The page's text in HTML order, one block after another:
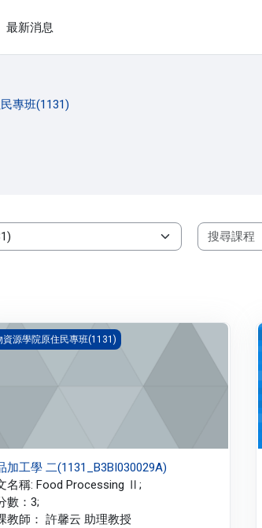
最新消息
專班(1131)
工學 二(1131_B3BI030029A)
資源學院原住民專班(1131)
加工學 二(1131_B3BI030029A)
名稱: Food Processing Ⅱ;
數：3;
教師： 許馨云 助理教授